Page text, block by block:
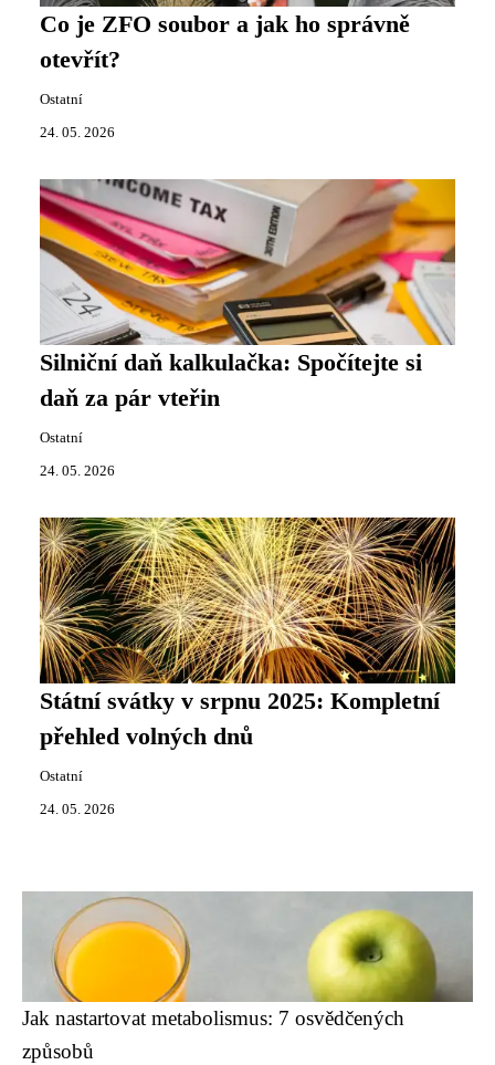
Co je ZFO soubor a jak ho správně
otevřít?
Ostatní
24. 05. 2026
Silniční daň kalkulačka: Spočítejte si
daň za pár vteřin
Ostatní
24. 05. 2026
Státní svátky v srpnu 2025: Kompletní
přehled volných dnů
Ostatní
24. 05. 2026
Jak nastartovat metabolismus: 7 osvědčených
způsobů